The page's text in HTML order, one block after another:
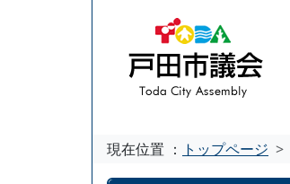
現在位置 ： トップページ